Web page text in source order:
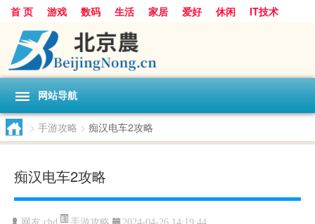
首 页 游戏 数码 生活 家居 爱好 休闲
IT技术
互联网
手机 购物
网站导航
> 手游攻略 > 痴汉电车2攻略
痴汉电车2攻略